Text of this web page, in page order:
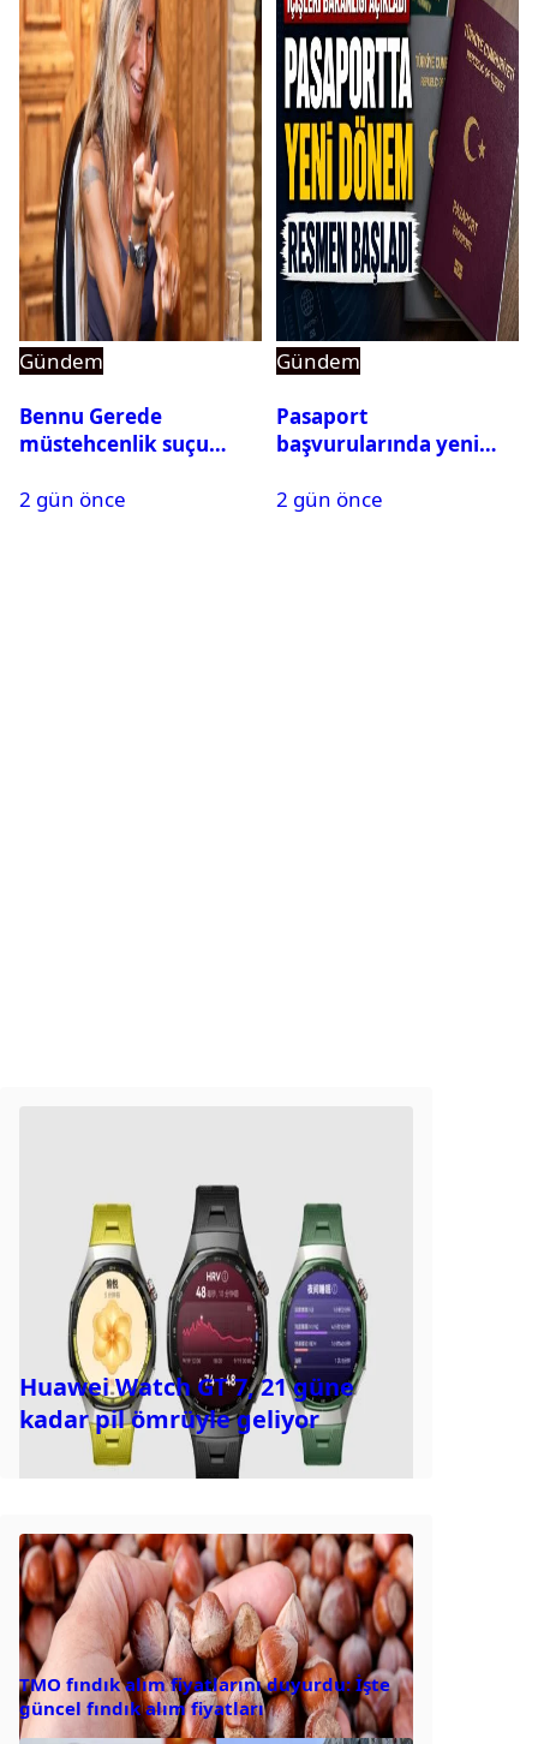
Gündem
Bennu Gerede
müstehcenlik suçu
alındı
2 gün önce
Gündem
Pasaport
başvurularında yeni
2 gün önce
Huawei Watch GT 7, 21 güne
kadar pil ömrüyle geliyor
TMO fındık alım fiyatlarını duyurdu: İşte
güncel fındık alım fiyatları